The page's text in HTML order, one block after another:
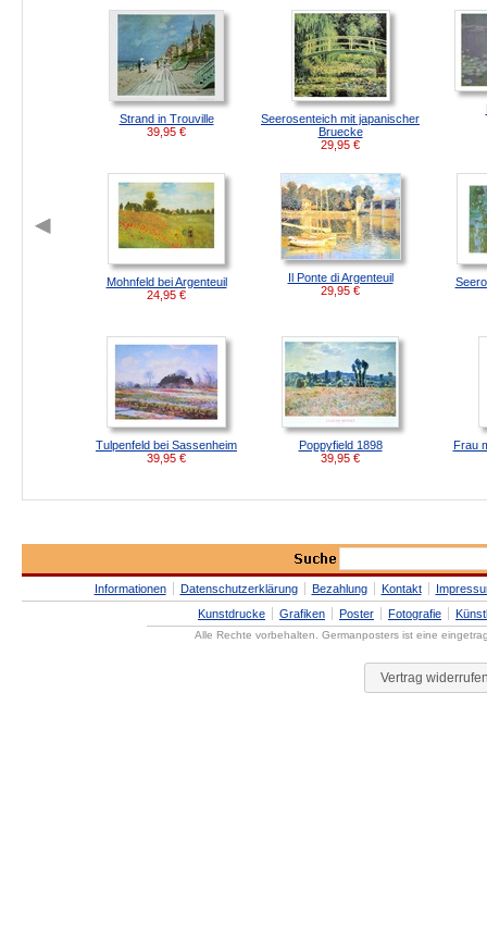
Strand in Trouville
39,95 €
Seerosenteich mit japanischer
Bruecke
29,95 €
Mohnfeld bei Argenteuil
24,95 €
Il Ponte di Argenteuil
29,95 €
Tulpenfeld bei Sassenheim
39,95 €
Poppyfield 1898
39,95 €
Frau
Informationen Datenschutzerklärung Bezahlung Kontakt
Kunstdrucke
Grafiken Poster Fotografie
Alle Rechte vorbehalten. Germanposters ist eine
Vertrag